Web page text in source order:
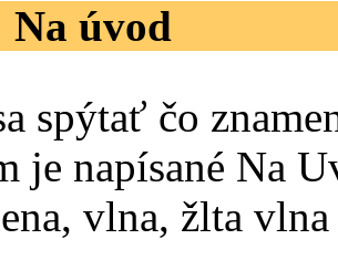
Na úvod
spýtať čo
je napísané Na
vlna, žlta vlna